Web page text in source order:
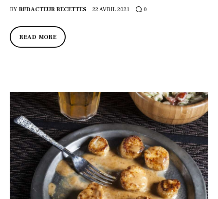
BY REDACTEUR RECETTES 22 AVRIL 2021 0
READ MORE